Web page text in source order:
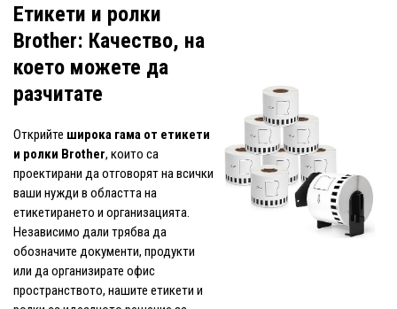
Етикети и ролки
Brother: Качество, на
което можете да
разчитате
Открийте широка гама от етикети
и ролки Brother, които са
проектирани да отговорят на всички
ваши нужди в областта на
етикетирането и организацията.
Независимо дали трябва да
обозначите документи, продукти
или да организирате офис
пространството, нашите етикети и